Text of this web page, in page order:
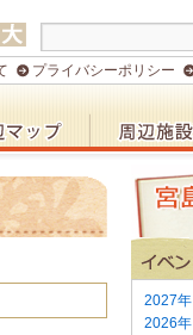
プライバシーポリシー
2027年
2026年